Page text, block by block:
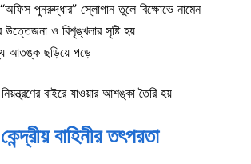
পুনরুদ্ধার” স্লোগান তুলে বিক্ষোভে নামেন
ও বিশৃঙ্খলার সৃষ্টি হয়
আতঙ্ক ছড়িয়ে পড়ে
বাইরে যাওয়ার আশঙ্কা তৈরি হয়
বাহিনীর তৎপরতা